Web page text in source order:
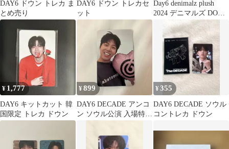
DAY6 ドウン トレカ ま
とめ売り
DAY6 ドウン トレカセ
ット
Day6 denimalz plush
2024 デニマルズ DON
¥ 1,777
DAY6 キットカット 韓
国限定 トレカ ドウン
¥899
DAY6 DECADE アンコ
ン ソウル公演 入場特典
¥355
DAY6 DECADE ソウル
コントレカ ドウン